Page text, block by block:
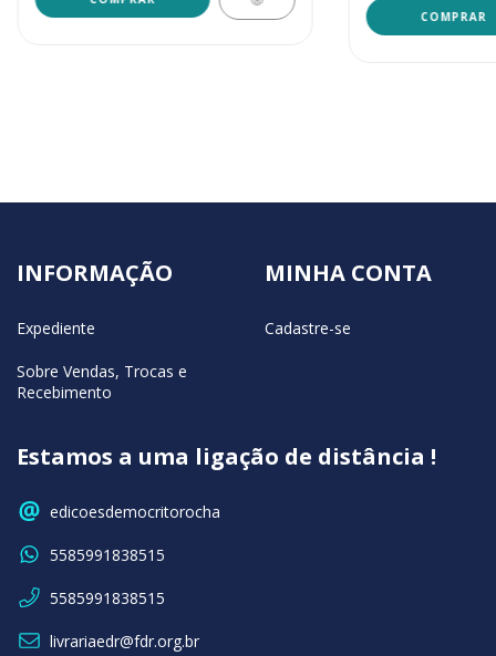
INFORMAÇÃO
Expediente
Sobre Vendas, Trocas e
Recebimento
MINHA CONTA
Cadastre-se
Estamos a uma ligação de distância !
edicoesdemocritorocha
5585991838515
5585991838515
livrariaedr@fdr.org.br